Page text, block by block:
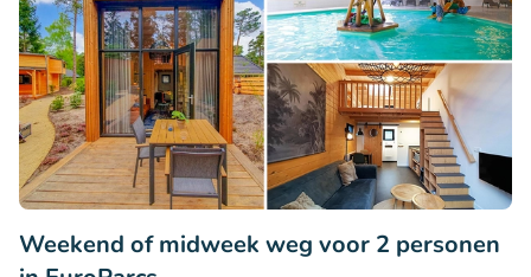
Weekend of midweek weg voor 2 personen